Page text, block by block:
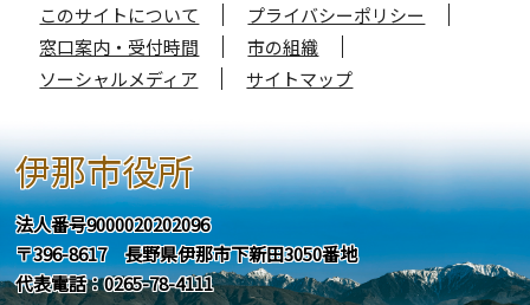
このサイトについて
プライバシーポリシー
窓口案内・受付時間
市の組織
ソーシャルメディア
サイトマップ
伊那市役所
法人番号9000020202096
〒396-8617 長野県伊那市下新田3050番地
代表電話：0265-78-4111